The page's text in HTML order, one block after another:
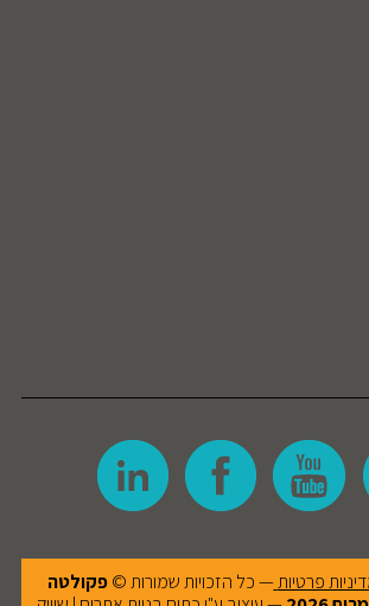
פרטיות— כל הזכויות שמורות ©פקולטה